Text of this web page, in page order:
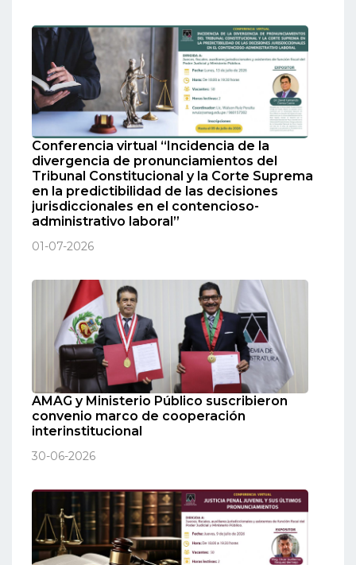
Conferencia virtual “Incidencia de la
divergencia de pronunciamientos del
Tribunal Constitucional y la Corte Suprema
en la predictibilidad de las decisiones
jurisdiccionales en el contencioso-
administrativo laboral”
01-07-2026
AMAG y Ministerio Público suscribieron
convenio marco de cooperación
interinstitucional
30-06-2026